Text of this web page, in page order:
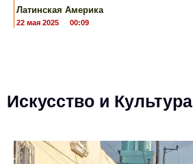
Латинская Америка
22 мая 2025 00:09
Искусство и Культура